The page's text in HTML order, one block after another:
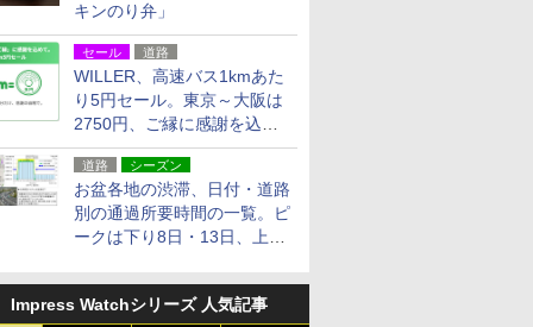
キンのり弁」
セール 道路
WILLER、高速バス1kmあた
り5円セール。東京～大阪は
2750円、ご縁に感謝を込め
た20周年記念キャンペーン
道路 シーズン
お盆各地の渋滞、日付・道路
別の通過所要時間の一覧。ピ
ークは下り8日・13日、上り
Impress Watchシリーズ 人気記事